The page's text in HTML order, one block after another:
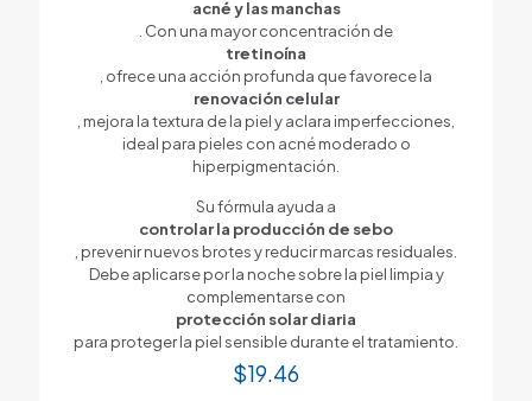
acné y las manchas
. Con una mayor concentración de
tretinoína
, ofrece una acción profunda que favorece la
renovación celular
, mejora la textura de la piel y aclara imperfecciones,
ideal para pieles con acné moderado o
hiperpigmentación.
Su fórmula ayuda a
controlar la producción de sebo
, prevenir nuevos brotes y reducir marcas residuales.
Debe aplicarse por la noche sobre la piel limpia y
complementarse con
protección solar diaria
para proteger la piel sensible durante el tratamiento.
$19.46